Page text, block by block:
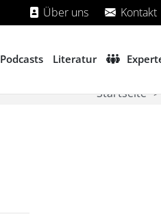
Über uns Kontakt
Podcasts Literatur
Startseite